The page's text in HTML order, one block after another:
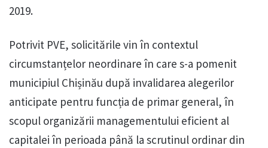
2019.
Potrivit PVE, solicitările vin în contextul
circumstanțelor neordinare în care s-a pomenit
municipiul Chișinău după invalidarea alegerilor
anticipate pentru funcția de primar general, în
scopul organizării managementului eficient al
capitalei în perioada până la scrutinul ordinar din